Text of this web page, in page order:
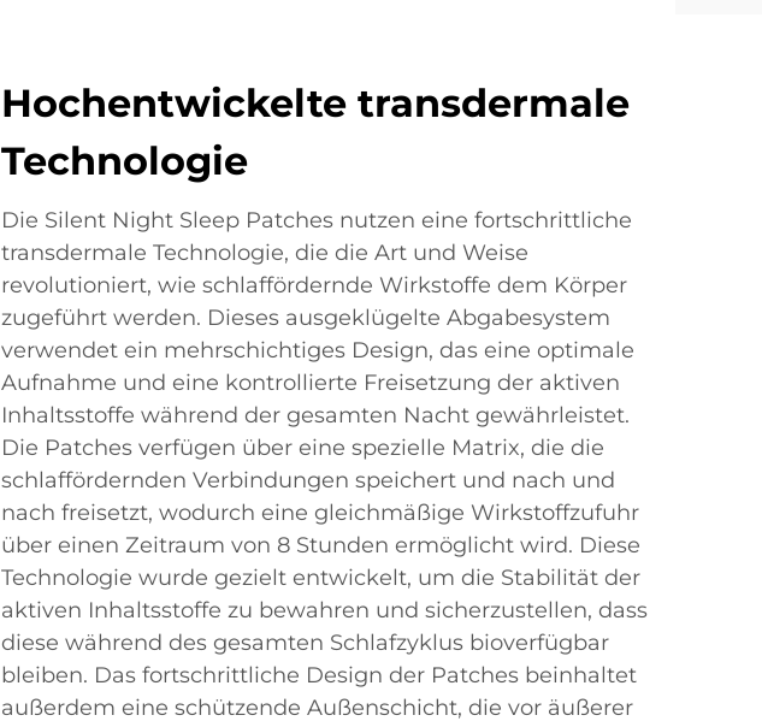
Hochentwickelte transdermale
Technologie
Die Silent Night Sleep Patches nutzen eine fortschrittliche
transdermale Technologie, die die Art und Weise
revolutioniert, wie schlaffördernde Wirkstoffe dem Körper
zugeführt werden. Dieses ausgeklügelte Abgabesystem
verwendet ein mehrschichtiges Design, das eine optimale
Aufnahme und eine kontrollierte Freisetzung der aktiven
Inhaltsstoffe während der gesamten Nacht gewährleistet.
Die Patches verfügen über eine spezielle Matrix, die die
schlaffördernden Verbindungen speichert und nach und
nach freisetzt, wodurch eine gleichmäßige Wirkstoffzufuhr
über einen Zeitraum von 8 Stunden ermöglicht wird. Diese
Technologie wurde gezielt entwickelt, um die Stabilität der
aktiven Inhaltsstoffe zu bewahren und sicherzustellen, dass
diese während des gesamten Schlafzyklus bioverfügbar
bleiben. Das fortschrittliche Design der Patches beinhaltet
außerdem eine schützende Außenschicht, die vor äußerer